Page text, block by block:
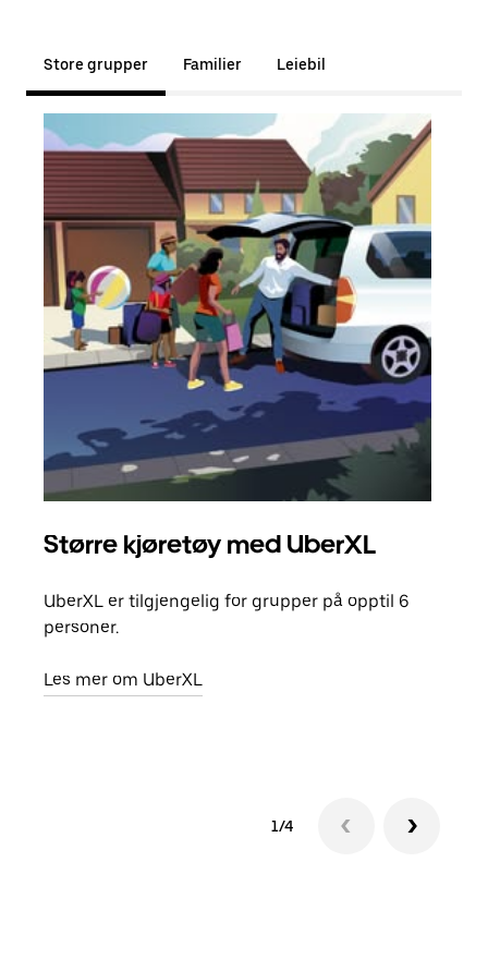
Store grupper Familier Leiebil
Større kjøretøy med UberXL
UberXL er tilgjengelig for grupper på opptil 6
personer.
Les mer om UberXL
1/4